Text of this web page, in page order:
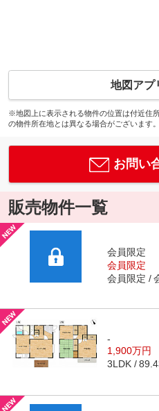
地図アプ
※地図上に表示される物件の位置は付近住
の物件所在地とは異なる場合がございます。
お問い
販売物件一覧
会員限定
会員限定
会員限定
-
1,900万円
3LDK